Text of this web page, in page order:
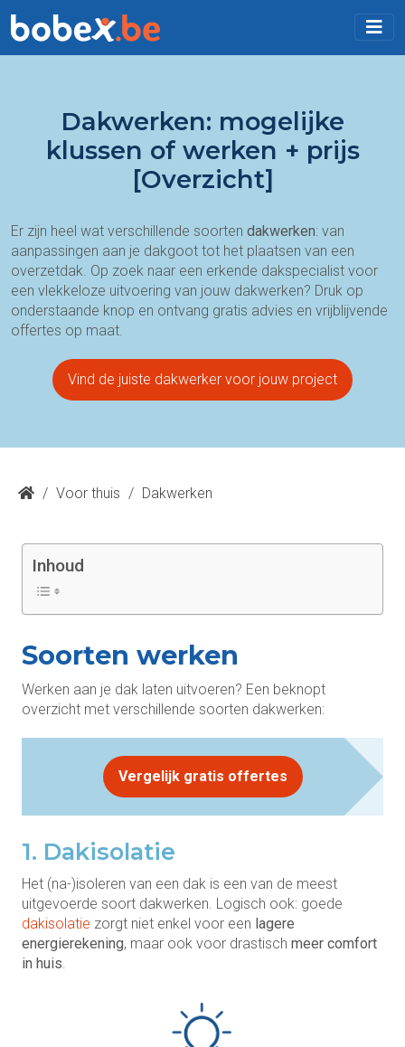
Dakwerken: mogelijke
klussen of werken + prijs
[Overzicht]
Er zijn heel wat verschillende soorten dakwerken: van
aanpassingen aan je dakgoot tot het plaatsen van een
overzetdak. Op zoek naar een erkende dakspecialist voor
een vlekkeloze uitvoering van jouw dakwerken? Druk op
onderstaande knop en ontvang gratis advies en vrijblijvende
offertes op maat.
Vind de juiste dakwerker voor jouw project
/ Voor thuis / Dakwerken
Inhoud
Soorten werken
Werken aan je dak laten uitvoeren? Een beknopt
overzicht met verschillende soorten dakwerken:
Vergelijk gratis offertes
1. Dakisolatie
Het (na-)isoleren van een dak is een van de meest
uitgevoerde soort dakwerken. Logisch ook: goede
dakisolatie zorgt niet enkel voor een lagere
energierekening, maar ook voor drastisch meer comfort
in huis